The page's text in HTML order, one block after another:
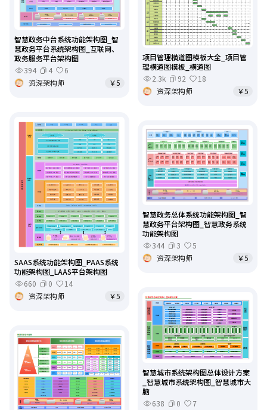
项目管理横道图模板大全_项目管
理横道图模板_横道图
2.3k
92
18
资深架构师
￥5
智慧政务中台系统功能架构图_智
慧政务平台系统架构图_互联网、
政务服务平台架构图
394
4
6
资深架构师
￥5
SAAS系统功能架构图_PAAS系统
功能架构图_LAAS平台架构图
660
0
14
资深架构师
￥5
智慧政务总体系统功能架构图_智
慧政务平台架构图_智慧政务系统
功能架构图
344
3
5
资深架构师
￥5
智慧城市系统架构图总体设计方案
_智慧城市系统架构图_智慧城市大
脑
638
0
7